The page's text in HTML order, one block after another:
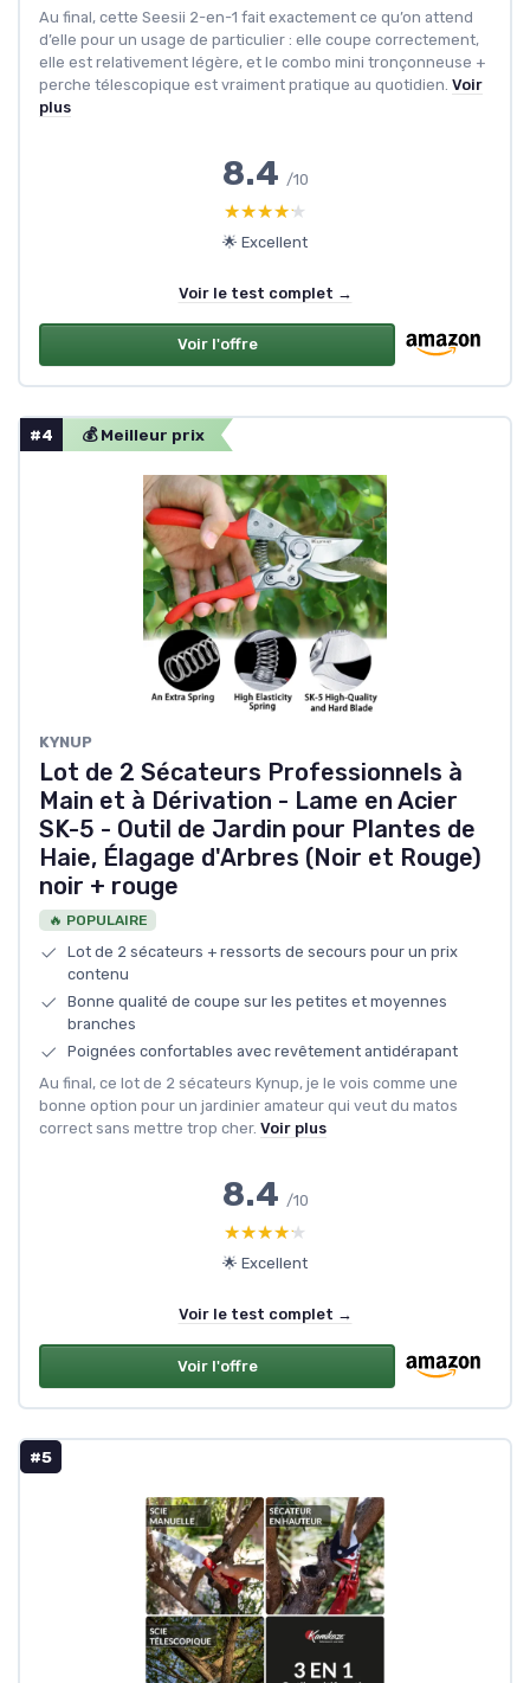
Au final, cette Seesii 2-en-1 fait exactement ce qu’on attend
d’elle pour un usage de particulier : elle coupe correctement,
elle est relativement légère, et le combo mini tronçonneuse +
perche télescopique est vraiment pratique au quotidien. Voir
plus
8.4 /10
★★★★★
★★★★★
🌟 Excellent
Voir le test complet →
Voir l'offre
#4 💰 Meilleur prix
KYNUP
Lot de 2 Sécateurs Professionnels à
Main et à Dérivation - Lame en Acier
SK-5 - Outil de Jardin pour Plantes de
Haie, Élagage d'Arbres (Noir et Rouge)
noir + rouge
🔥 POPULAIRE
Lot de 2 sécateurs + ressorts de secours pour un prix
contenu
Bonne qualité de coupe sur les petites et moyennes
branches
Poignées confortables avec revêtement antidérapant
Au final, ce lot de 2 sécateurs Kynup, je le vois comme une
bonne option pour un jardinier amateur qui veut du matos
correct sans mettre trop cher. Voir plus
8.4 /10
★★★★★
★★★★★
🌟 Excellent
Voir le test complet →
Voir l'offre
#5